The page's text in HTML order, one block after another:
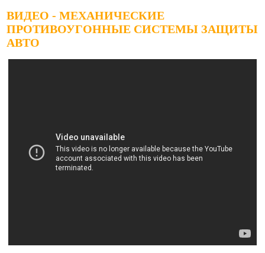
ВИДЕО - МЕХАНИЧЕСКИЕ
ПРОТИВОУГОННЫЕ СИСТЕМЫ ЗАЩИТЫ
АВТО